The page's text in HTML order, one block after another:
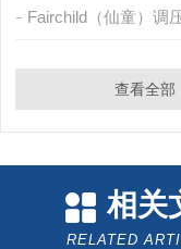
Fairchild（仙童）调
查看全部
相关
RELATED